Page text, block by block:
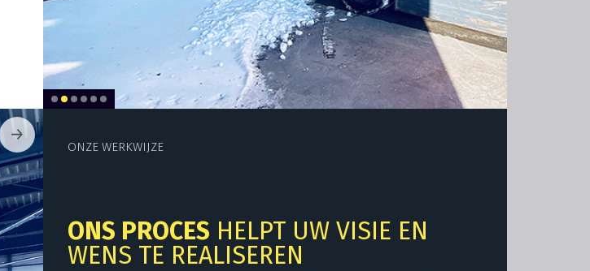
ONZE WERKWIJZE
ONS PROCES HELPT UW VISIE EN
WENS TE REALISEREN